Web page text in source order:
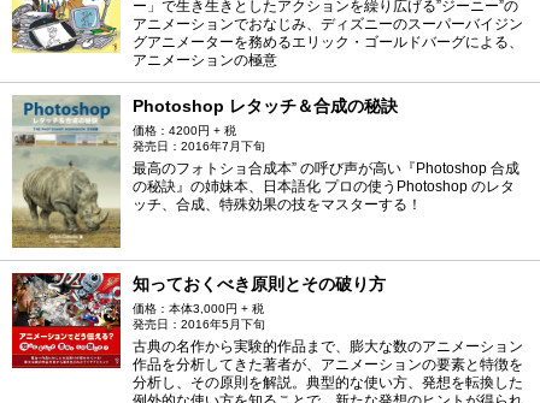
ー」で生き生きとしたアクションを繰り広げる”ジーニー”の
アニメーションでおなじみ、ディズニーのスーパーバイジン
グアニメーターを務めるエリック・ゴールドバーグによる、
アニメーションの極意
Photoshop レタッチ＆合成の秘訣
価格：4200円 + 税
発売日：2016年7月下旬
最高のフォトショ合成本” の呼び声が高い『Photoshop 合成
の秘訣』の姉妹本、日本語化 プロの使うPhotoshop のレタ
ッチ、合成、特殊効果の技をマスターする！
知っておくべき原則とその破り方
価格：本体3,000円 + 税
発売日：2016年5月下旬
古典の名作から実験的作品まで、膨大な数のアニメーション
作品を分析してきた著者が、アニメーションの要素と特徴を
分析し、その原則を解説。典型的な使い方、発想を転換した